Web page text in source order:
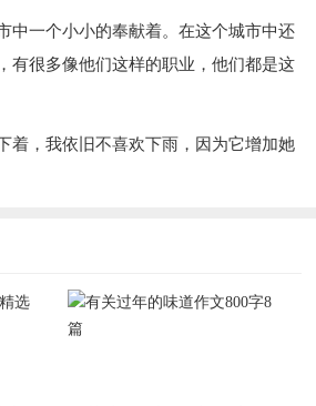
一个小小的奉献着。在这个城市中还
有很多像他们这样的职业，他们都是这
，我依旧不喜欢下雨，因为它增加她